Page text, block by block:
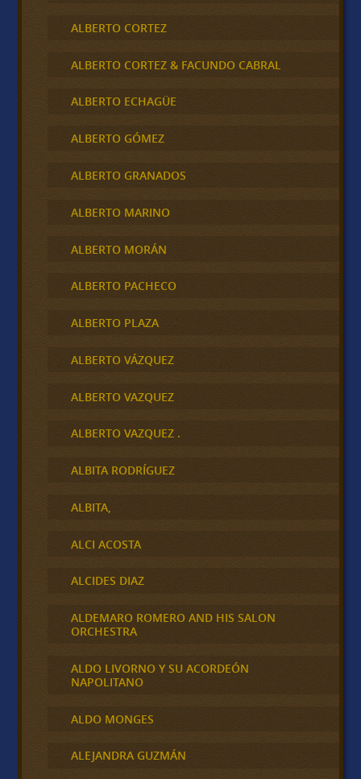
ALBERTO CORTEZ
ALBERTO CORTEZ & FACUNDO CABRAL
ALBERTO ECHAGÜE
ALBERTO GÓMEZ
ALBERTO GRANADOS
ALBERTO MARINO
ALBERTO MORÁN
ALBERTO PACHECO
ALBERTO PLAZA
ALBERTO VÁZQUEZ
ALBERTO VAZQUEZ
ALBERTO VAZQUEZ .
ALBITA RODRÍGUEZ
ALBITA,
ALCI ACOSTA
ALCIDES DIAZ
ALDEMARO ROMERO AND HIS SALON
ORCHESTRA
ALDO LIVORNO Y SU ACORDEÓN
NAPOLITANO
ALDO MONGES
ALEJANDRA GUZMÁN